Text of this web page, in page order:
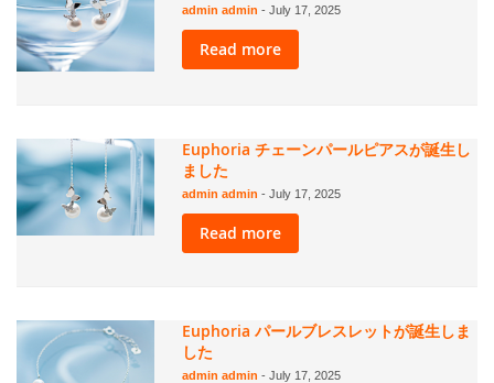
admin admin- July 17, 2025
Read more
Euphoria チェーンパールピアスが誕生し
ました
admin admin- July 17, 2025
Read more
Euphoria パールブレスレットが誕生しま
した
admin admin- July 17, 2025